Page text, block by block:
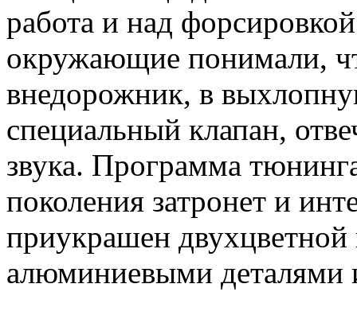
работа и над
окружающие понимали,
внедорожник, в
специальный клапан,
звука. Программа
поколения затронет и
приукрашен двухцветной
алюминиевыми деталями